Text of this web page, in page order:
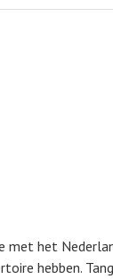
met het
hebben.